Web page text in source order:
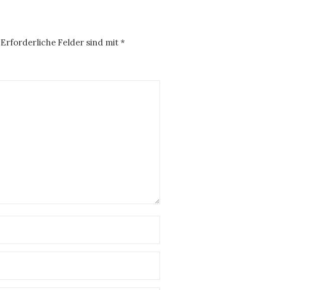
Erforderliche Felder sind mit*